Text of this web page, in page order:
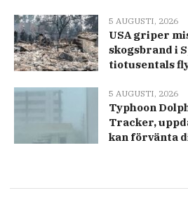
5 AUGUSTI, 2026
USA griper
skogsbrand i
tiotusentals
5 AUGUSTI, 2026
Typhoon
Tracker,
kan förvänta